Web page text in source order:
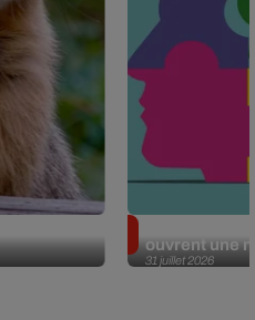
31 juillet 2026
ouvrent une